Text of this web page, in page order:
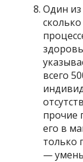
Один
всего
прочие
его в
только
—